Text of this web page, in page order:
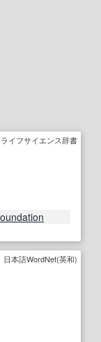
ライフサイエンス辞書
日本語WordNet(英和)